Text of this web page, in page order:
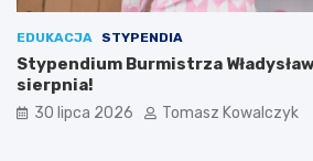
EDUKACJA STYPENDIA
Stypendium Burmistrza
sierpnia!
30 lipca 2026 Tomasz Kowalczyk